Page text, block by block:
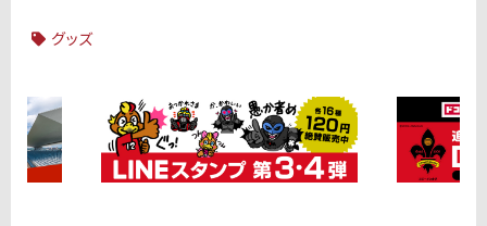
グッズ